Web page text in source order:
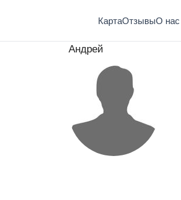
КартаОтзывыО нас
Андрей